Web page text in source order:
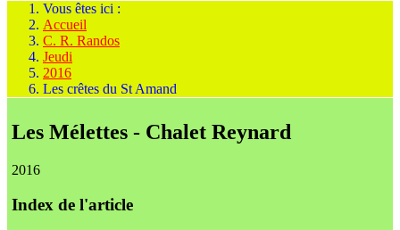
Vous êtes ici :
Accueil
C. R. Randos
Jeudi
2016
Les crêtes du St Amand
Les Mélettes - Chalet Reynard
2016
Index de l'article